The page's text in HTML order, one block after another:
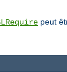
peut